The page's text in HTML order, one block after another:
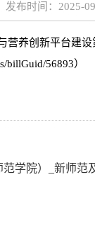
发布时间： 2025-
养创新平台建
billGuid/56893）
）_新师范及教育